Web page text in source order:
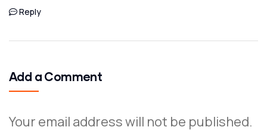
Reply
Add a Comment
Your email address will not be published.